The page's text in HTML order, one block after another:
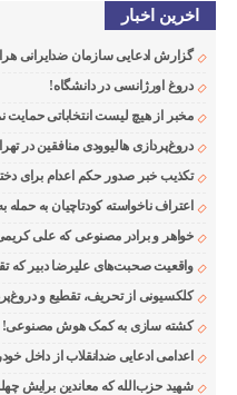
اخرین اخبار
گزارش ادعایی سازمان ضدایرانی
دروغ اورژانسی در دانشگاه!
مخبر از هیچ لیست انتخاباتی حمایت
دروغ‌پردازی هالیوودی منافقین در
تکذیب خبر صدور حکم اعدام برای
اعتراف ناخواسته کودتاچیان به حمله
خواهر و برادر مصنوعی که علی
واقعیت صحبت‌های علیرضا دبیر که
کلکسیونی از تحریف، تقطیع و
کشته سازی به کمک هوش مصنوعی!
اعدامی ادعایی ضدانقلاب از داخل
شهید حزب‌الله که معاندین برایش